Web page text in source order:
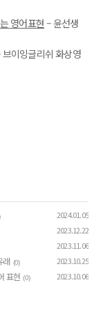
영어표현 – 윤선생
브이잉글리쉬 화상영
2024.01.05
2023.12.22
2023.11.06
래 (0) 2023.10.25
표현 (0) 2023.10.06